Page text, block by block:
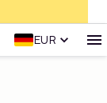
EUR